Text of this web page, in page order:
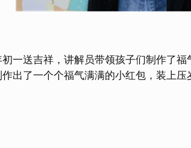
送吉祥，讲解员带领孩子们制作了福
出了一个个福气满满的小红包，装上压